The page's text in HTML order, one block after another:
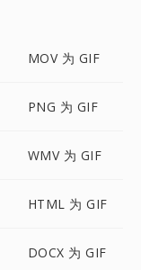
MOV 为 GIF
PNG 为 GIF
WMV 为 GIF
HTML 为 GIF
DOCX 为 GIF